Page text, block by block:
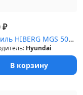
₽
Аэрогриль HIBERG MGS 500 B
Hyundai
В корзину